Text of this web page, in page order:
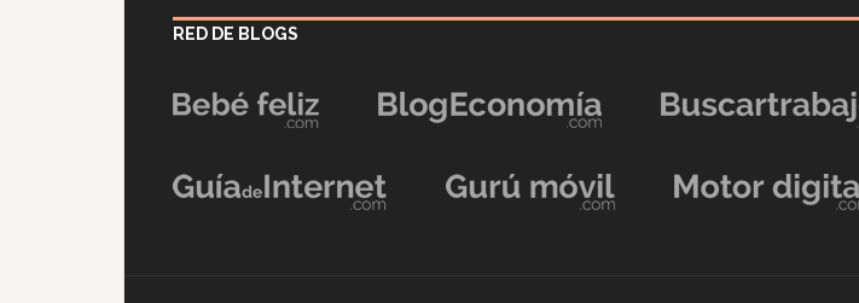
RED DE BLOGS